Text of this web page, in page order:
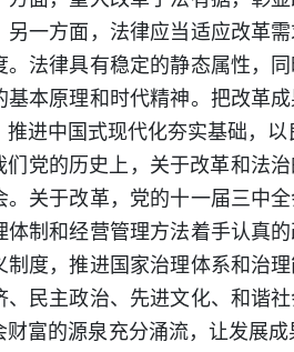
另一方面，法律应当适应改革
。法律具有稳定的静态属性，
基本原理和时代精神。把改革
推进中国式现代化夯实基础，
们党的历史上，关于改革和法
。关于改革，党的十一届三中
体制和经营管理方法着手认真
制度，推进国家治理体系和治
、民主政治、先进文化、和谐
财富的源泉充分涌流，让发展